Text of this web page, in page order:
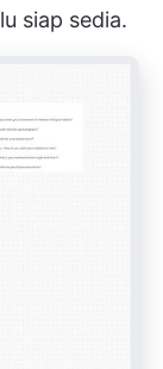
siap sedia.